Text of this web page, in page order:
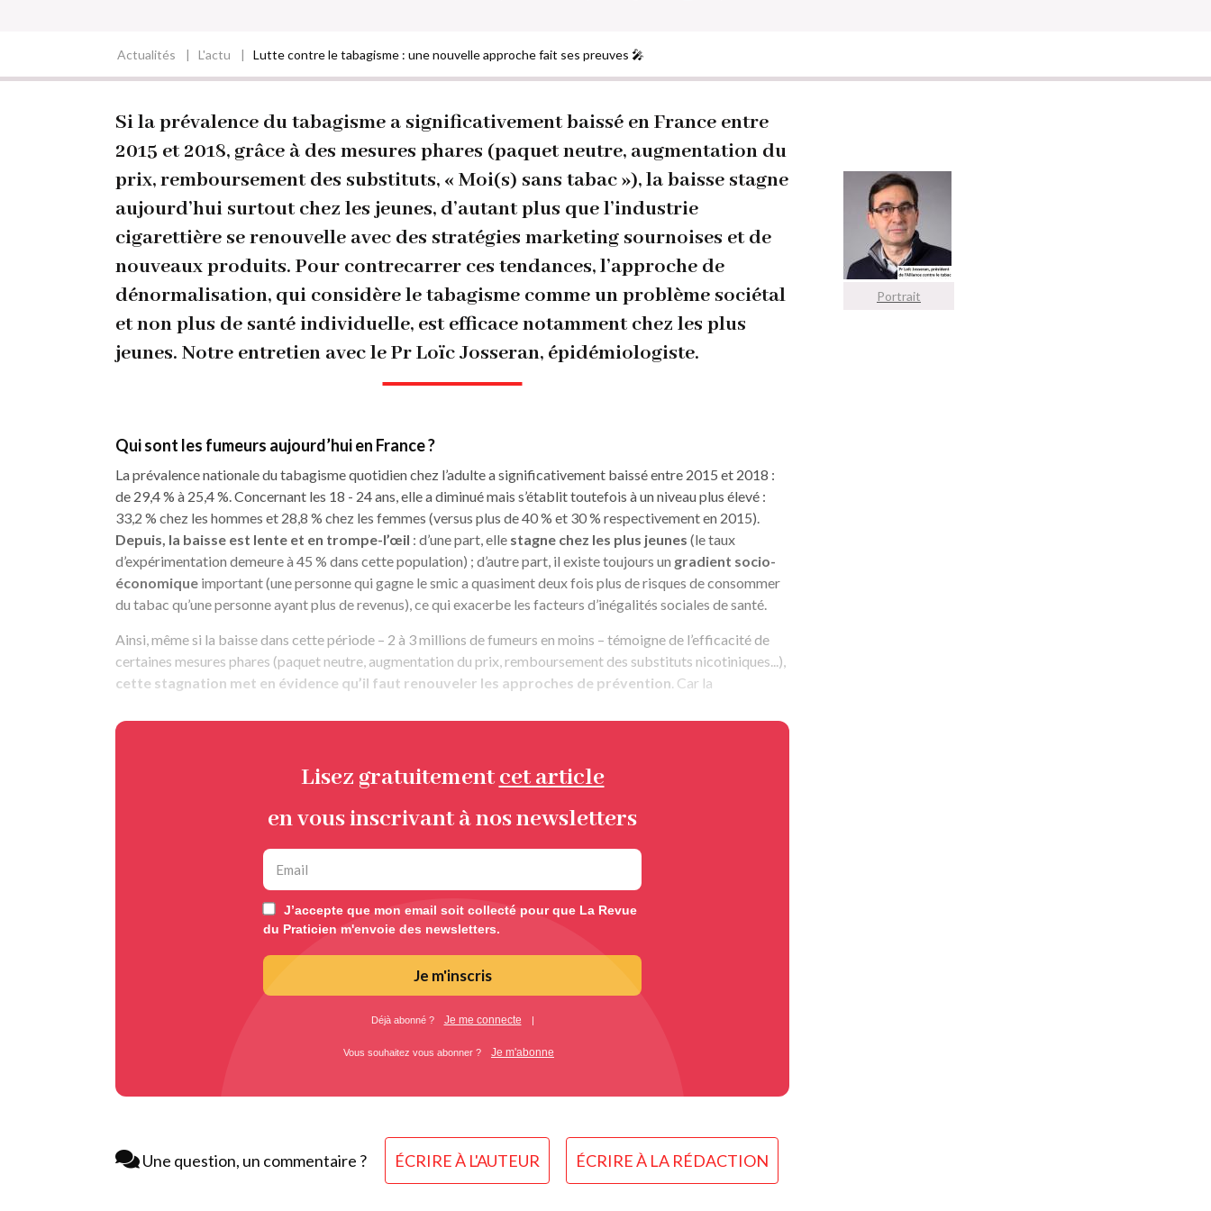
d'Ariane
Actualités L'actu Lutte contre le tabagisme : une nouvelle approche fait ses preuves 🎤
Si la prévalence du tabagisme a significativement baissé en France entre
2015 et 2018, grâce à des mesures phares (paquet neutre, augmentation du
prix, remboursement des substituts, « Moi(s) sans tabac »), la baisse stagne
aujourd’hui surtout chez les jeunes, d’autant plus que l’industrie
cigarettière se renouvelle avec des stratégies marketing sournoises et de
nouveaux produits. Pour contrecarrer ces tendances, l’approche de
dénormalisation, qui considère le tabagisme comme un problème sociétal
et non plus de santé individuelle, est efficace notamment chez les plus
jeunes. Notre entretien avec le Pr Loïc Josseran, épidémiologiste.
Qui sont les fumeurs aujourd’hui en France ?
La prévalence nationale du tabagisme quotidien chez l’adulte a significativement baissé entre 2015 et 2018 :
de 29,4 % à 25,4 %. Concernant les 18 - 24 ans, elle a diminué mais s’établit toutefois à un niveau plus élevé :
33,2 % chez les hommes et 28,8 % chez les femmes (versus plus de 40 % et 30 % respectivement en 2015).
Depuis, la baisse est lente et en trompe-l’œil : d’une part, elle stagne chez les plus jeunes (le taux
d’expérimentation demeure à 45 % dans cette population) ; d’autre part, il existe toujours un gradient socio-
économique important (une personne qui gagne le smic a quasiment deux fois plus de risques de consommer
du tabac qu’une personne ayant plus de revenus), ce qui exacerbe les facteurs d’inégalités sociales de santé.
Ainsi, même si la baisse dans cette période – 2 à 3 millions de fumeurs en moins – témoigne de l’efficacité de
certaines mesures phares (paquet neutre, augmentation du prix, remboursement des substituts nicotiniques...),
cette stagnation met en évidence qu’il faut renouveler les approches de prévention. Car la
Lisez gratuitementcet article
en vous inscrivant à nos newsletters
J’accepte que mon email soit collecté pour que La Revue
du Praticien m'envoie des newsletters.
Je m'inscris
Déjà abonné ? Je me connecte |
Vous souhaitez vous abonner ? Je m'abonne
Portrait
Une question, un commentaire ? ÉCRIRE À L'AUTEUR ÉCRIRE À LA RÉDACTION